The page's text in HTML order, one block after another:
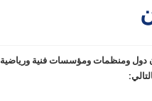
دول ومنظمات ومؤسسات فنية ورياضية